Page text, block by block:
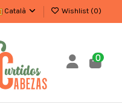
Català Wishlist (0)
0